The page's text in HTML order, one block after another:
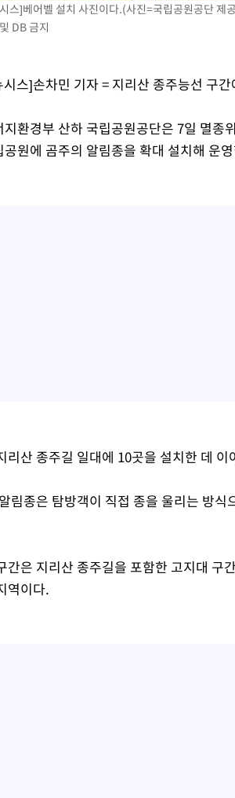
스]베어벨 설치 사진이다.(사진=국립공원공단 제
DB 금지
스]손차민 기자 = 지리산 종주능선 구
지환경부 산하 국립공원공단은 7일 멸
공원에 곰주의 알림종을 확대 설치해 운
리산 종주길 일대에 10곳을 설치한 데
림종은 탐방객이 직접 종을 울리는 방
간은 지리산 종주길을 포함한 고지대 구
역이다.